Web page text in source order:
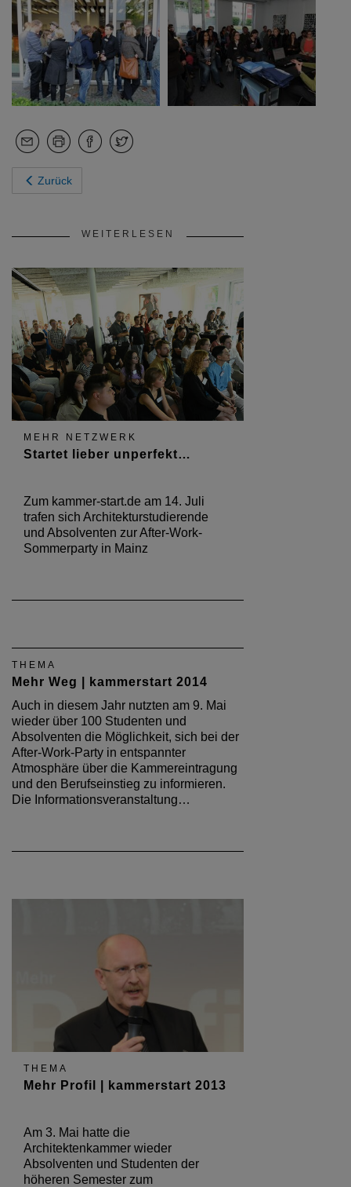
Zurück
WEITERLESEN
MEHR NETZWERK
Startet lieber unperfekt…
Zum kammer-start.de am 14. Juli
trafen sich Architekturstudierende
und Absolventen zur After-Work-
Sommerparty in Mainz
THEMA
Mehr Weg | kammerstart 2014
Auch in diesem Jahr nutzten am 9. Mai
wieder über 100 Studenten und
Absolventen die Möglichkeit, sich bei der
After-Work-Party in entspannter
Atmosphäre über die Kammereintragung
und den Berufseinstieg zu informieren.
Die Informationsveranstaltung…
THEMA
Mehr Profil | kammerstart 2013
Am 3. Mai hatte die
Architektenkammer wieder
Absolventen und Studenten der
höheren Semester zum